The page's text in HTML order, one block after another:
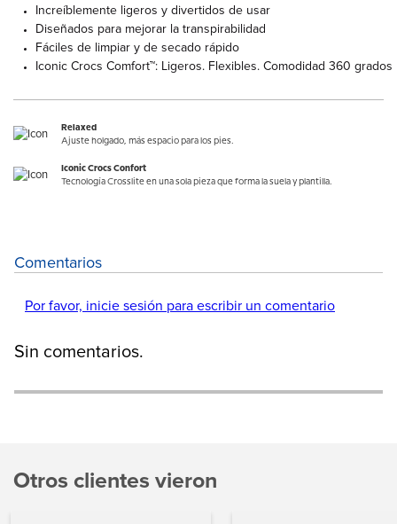
Increíblemente ligeros y divertidos de usar
Diseñados para mejorar la transpirabilidad
Fáciles de limpiar y de secado rápido
Iconic Crocs Comfort™: Ligeros. Flexibles. Comodidad 360 grados
Relaxed
Ajuste holgado, más espacio para los pies.
Iconic Crocs Confort
Tecnología Crosslite en una sola pieza que forma la suela y plantilla.
Comentarios
Por favor, inicie sesión para escribir un comentario
Sin comentarios.
Otros clientes vieron